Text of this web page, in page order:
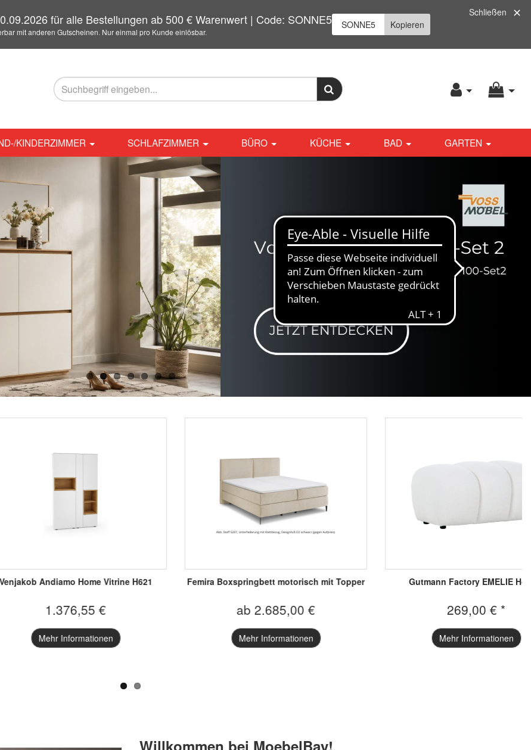
für alle Bestellungen ab 500 € Warenwert | Code: SONNE5
mit anderen Gutscheinen. Nur einmal pro Kunde einlösbar.
Kopieren
Schließen
KINDERZIMMER SCHLAFZIMMER BÜRO KÜCHE BAD GARTEN
ET159 KLU Echtholz
ab 793,25 €
Informationen
Femira Matratze Dream KS
ab 539,00 €
Mehr Informationen
Venjakob Andiamo Home Vitrine H621
1.376,55 €
Mehr Informationen
Willkommen bei MoebelBay!